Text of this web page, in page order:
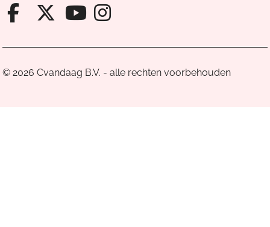
Facebook van Cvandaag
X van Cvandaag
Instagram van
© 2026 Cvandaag B.V. - alle rechten voorbehouden